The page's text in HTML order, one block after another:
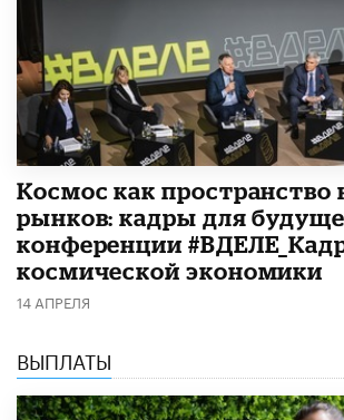
Космос как пространство
рынков: кадры для
конференции
космической экономики
14 АПРЕЛЯ
ВЫПЛАТЫ